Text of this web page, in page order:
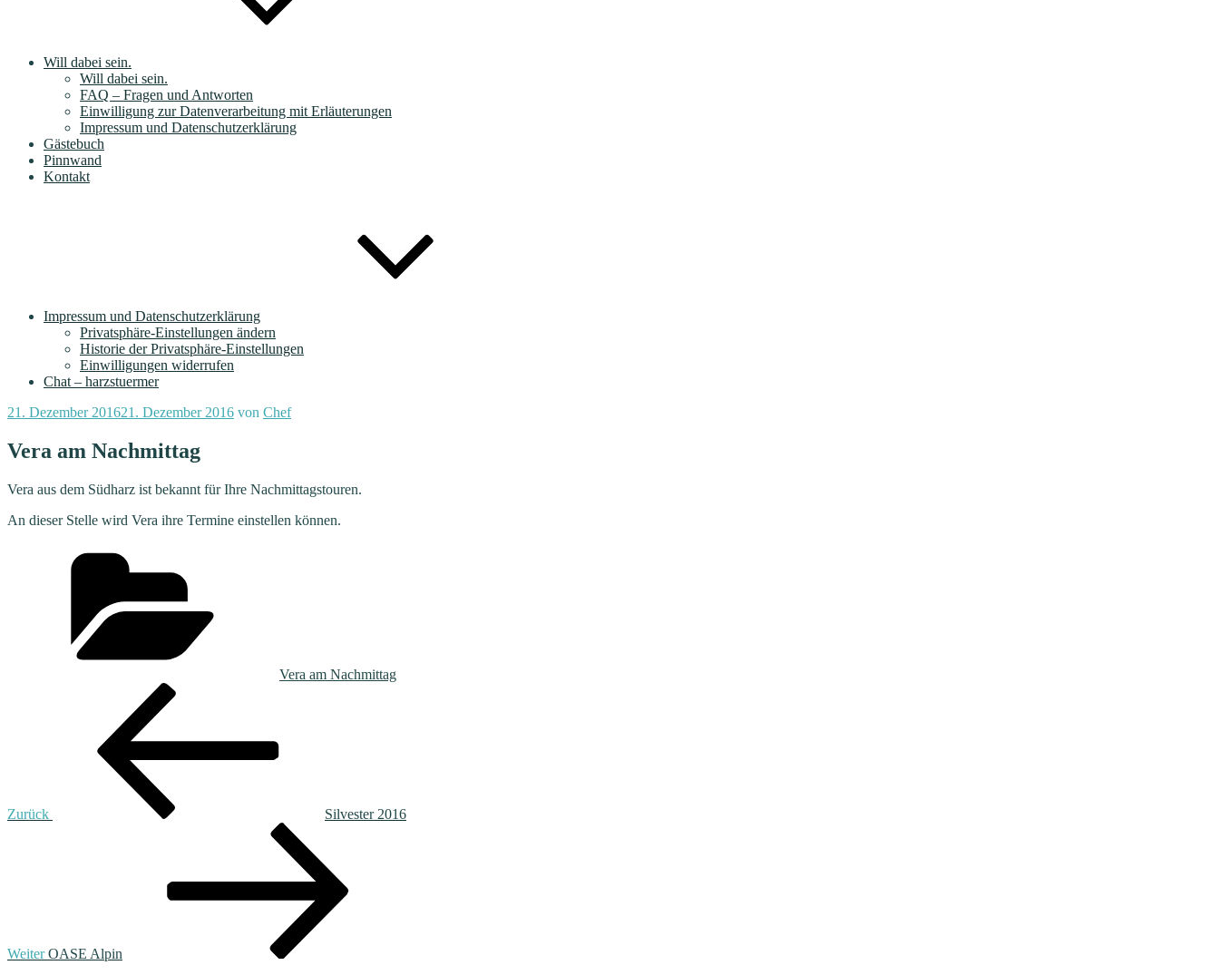
Will dabei sein.
Will dabei sein.
FAQ – Fragen und Antworten
Einwilligung zur Datenverarbeitung mit Erläuterungen
Impressum und Datenschutzerklärung
Gästebuch
Pinnwand
Kontakt
Impressum und Datenschutzerklärung
Privatsphäre-Einstellungen ändern
Historie der Privatsphäre-Einstellungen
Einwilligungen widerrufen
Chat – harzstuermer
Veröffentlicht
21. Dezember 201621. Dezember 2016 von Chef
Vera am Nachmittag
Vera aus dem Südharz ist bekannt für Ihre Nachmittagstouren.
An dieser Stelle wird Vera ihre Termine einstellen können.
Vera am Nachmittag
Beitragsnavigation
Zurück
Silvester 2016
Weiter OASE Alpin